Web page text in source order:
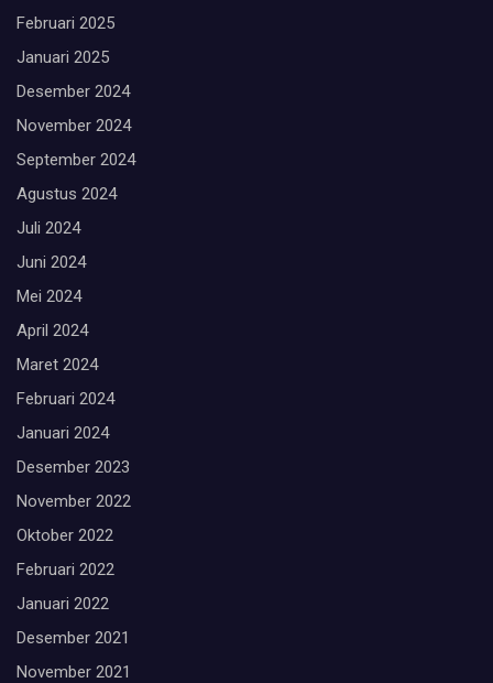
Februari 2025
Januari 2025
Desember 2024
November 2024
September 2024
Agustus 2024
Juli 2024
Juni 2024
Mei 2024
April 2024
Maret 2024
Februari 2024
Januari 2024
Desember 2023
November 2022
Oktober 2022
Februari 2022
Januari 2022
Desember 2021
November 2021